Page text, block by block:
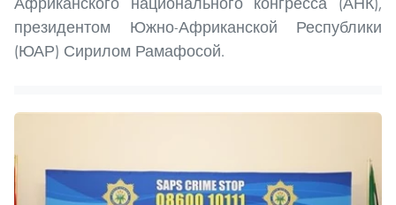
президентом Южно-Африканской Республики
(ЮАР) Сирилом Рамафосой.